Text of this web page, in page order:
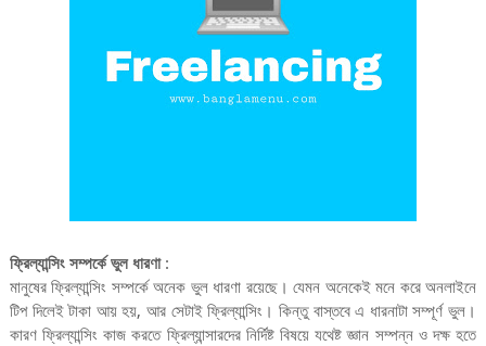
ফ্রিল্যান্সিং সম্পর্কে ভুল ধারণা:
মানুষের ফ্রিল্যান্সিং সম্পর্কে অনেক ভুল ধারণা রয়েছে। যেমন অনেকেই মনে করে অনলাইনে
টিপ দিলেই টাকা আয় হয়, আর সেটাই ফ্রিল্যান্সিং। কিন্তু বাস্তবে এ ধারনাটা সম্পূর্ণ ভুল।
কারণ ফ্রিল্যান্সিং কাজ করতে ফ্রিল্যান্সারদের নির্দিষ্ট বিষয়ে যথেষ্ট জ্ঞান সম্পন্ন ও দক্ষ হতে